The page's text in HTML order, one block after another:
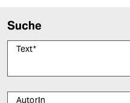
Suche
Text*
AutorIn